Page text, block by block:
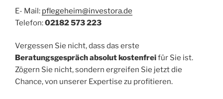
E- Mail: pflegeheim@investora.de
Telefon:02182 573 223
Vergessen Sie nicht, dass das erste
Beratungsgespräch absolut kostenfreifür Sie ist.
Zögern Sie nicht, sondern ergreifen Sie jetzt die
Chance, von unserer Expertise zu profitieren.